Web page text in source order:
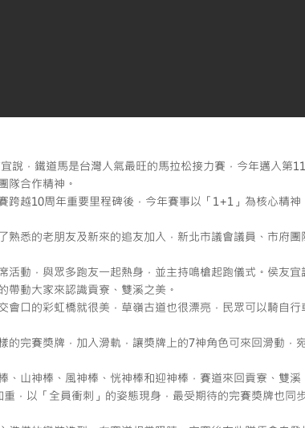
說，鐵道馬是台灣人氣最旺的馬拉松接力賽，今年邁入第
隊合作精神。
越10周年重要里程碑後，今年賽事以「1+1」為核心精
悉的老朋友及新來的追友加入，新北市議會議員、市府
動，與眾多跑友一起熱身，並主持鳴槍起跑儀式。侯友
動大家來認識貢寮、雙溪之美。
口的彩虹橋就很美，草嶺古道也很漂亮，民眾可以騎自
完賽獎牌，加入滑軌，讓獎牌上的7神角色可來回滑動，
山神棒、風神棒、恍神棒和迎神棒，賽道來回貢寮、雙溪
，以「全員衝刺」的姿態現身，最受期待的完賽獎牌也同